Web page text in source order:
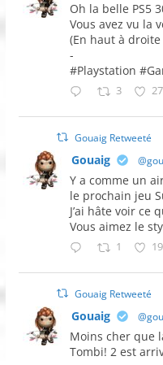
Oh la belle PS5
Vous avez vu la
(En haut à droite
-
#Playstation
3 27
Gouaig Retweeté
Gouaig
Y a comme un
le prochain jeu
J’ai hâte voir ce
Vous aimez le
1 19
Gouaig Retweeté
Gouaig
Moins cher que
Tombi! 2 est